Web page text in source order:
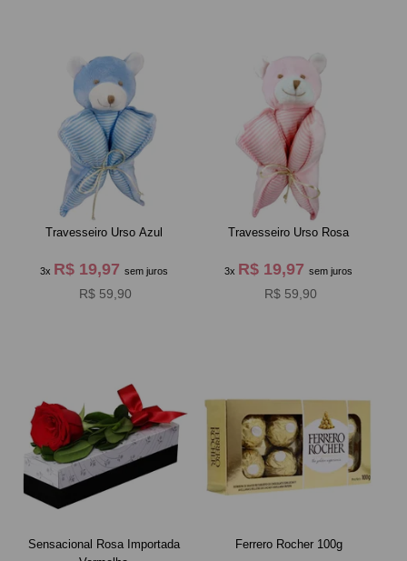
Travesseiro Urso Azul
3x R$ 19,97 sem juros
R$ 59,90
Travesseiro Urso Rosa
3x R$ 19,97sem juros
R$ 59,90
Sensacional Rosa Importada
Ferrero Rocher 100g